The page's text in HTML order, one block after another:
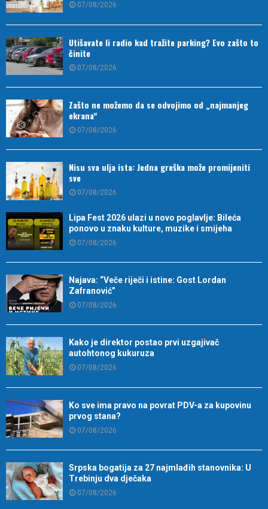
07/08/2026
Utišavate li radio kad tražite parking? Evo zašto to
činite
07/08/2026
Zašto ne možemo da se odvojimo od „najmanjeg
ekrana“
07/08/2026
Nisu sva ulja ista: Jedna greška može promijeniti
sve
07/08/2026
Lipa Fest 2026 ulazi u novo poglavlje: Bileća
ponovo u znaku kulture, muzike i smijeha
07/08/2026
Najava: “Veče riječi i istine: Gost Lordan
Zafranović”
07/08/2026
Kako je direktor postao prvi uzgajivač
autohtonog kukuruza
07/08/2026
Ko sve ima pravo na povrat PDV-a za kupovinu
prvog stana?
07/08/2026
Srpska bogatija za 27 najmlađih stanovnika: U
Trebinju dva dječaka
07/08/2026